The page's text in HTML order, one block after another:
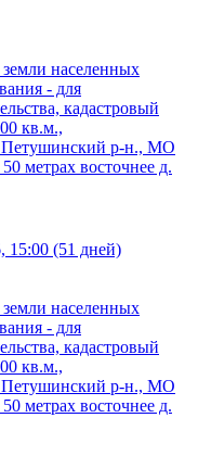
земли населенных
- для
кадастровый
кв.м.,
Петушинский р-н., МО
метрах восточнее д.
15:00 (51 дней)
земли населенных
- для
кадастровый
кв.м.,
Петушинский р-н., МО
метрах восточнее д.